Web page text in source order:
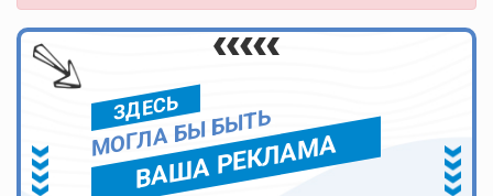
ЗДЕСЬ
МОГЛА БЫ БЫТЬ
ВАША РЕКЛАМА